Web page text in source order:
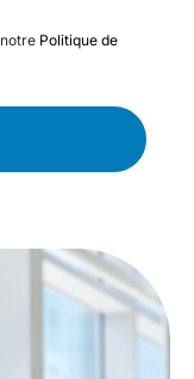
Politique de